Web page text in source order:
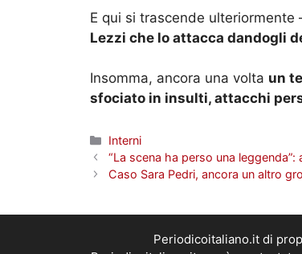
E qui si trascende ulteriormente
Lezzi che lo attacca dandogli
Insomma, ancora una volta un
sfociato in insulti, attacchi
Categorie
Interni
“La scena ha perso una
Caso Sara Pedri, ancora un altro
Periodicoitaliano.it di